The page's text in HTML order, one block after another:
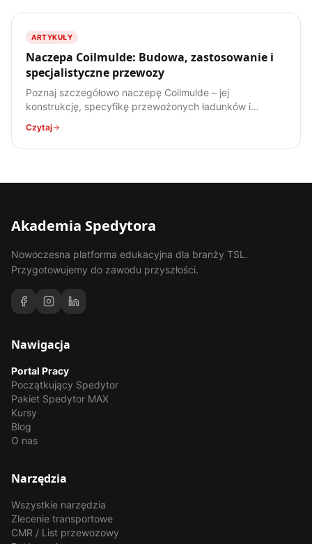
ARTYKUŁY
Naczepa Coilmulde: Budowa, zastosowanie i
specjalistyczne przewozy
Poznaj szczegółowo naczepę Coilmulde – jej
konstrukcję, specyfikę przewożonych ładunków i
dla każdego spedytora.
Czytaj
Akademia Spedytora
Nowoczesna platforma edukacyjna dla branży TSL.
Przygotowujemy do zawodu przyszłości.
Nawigacja
Portal Pracy
Początkujący Spedytor
Pakiet Spedytor MAX
Kursy
Blog
O nas
Narzędzia
Wszystkie narzędzia
Zlecenie transportowe
CMR / List przewozowy